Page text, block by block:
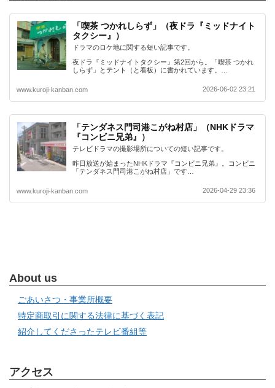
「喫茶 つかれしらず」（夜ドラ『ミッドナイト
タクシー』）
ドラマのロケ地に関する短い記事です。
夜ドラ『ミッドナイトタクシー』第2回から。「喫茶 つかれ
しらず」とテント（と看板）に書かれています。…
www.kuroji-kanban.com 2026-06-02 23:21
「テンダネス門司港こがね村店」（NHKドラマ
『コンビニ兄弟』）
テレビドラマの撮影場所についての短い記事です。
昨日放送が始まったNHKドラマ『コンビニ兄弟』。コンビニ
「テンダネス門司港こがね村店」です…
www.kuroji-kanban.com 2026-04-29 23:36
About us
ごあいさつ・事業所概要
特定商取引に関する法律に基づく表記
紹介してくださったテレビ番組等
アクセス